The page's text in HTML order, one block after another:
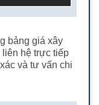
bảng giá xây
liên hệ trực tiếp
và tư vấn chi